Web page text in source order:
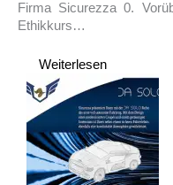
Firma Sicurezza 0.
Ethikkurs…
Weiterlesen